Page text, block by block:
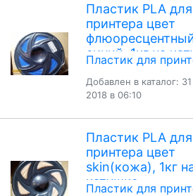
Пластик PLA
принтера цвет
синий, 1кг на
Пластик для
Добавлен в каталог:
2018 в 06:10
Пластик PLA
принтера цвет
skin(кожа), 1кг
катушке
Пластик для